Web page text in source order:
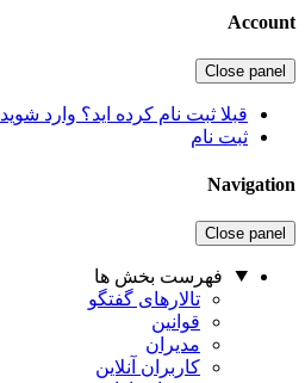
Account
Close panel
قبلا ثبت نام کرده اید؟ وارد شوید
ثبت نام
Navigation
Close panel
فهرست بخش ها
تالارهای گفتگو
قوانین
مدیران
کاربران آنلاین